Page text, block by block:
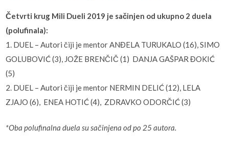
Četvrti krug Mili Dueli 2019 je sačinjen od ukupno 2 duela
(polufinala):
1. DUEL – Autori čiji je mentor ANĐELA TURUKALO (16), SIMO
GOLUBOVIĆ (3), JOŽE BRENČIČ (1) DANJA GAŠPAR ĐOKIĆ
(5)
2. DUEL – Autori čiji je mentor NERMIN DELIĆ (12), LELA
ZJAJO (6), ENEA HOTIĆ (4), ZDRAVKO ODORČIĆ (3)
*Oba polufinalna duela su sačinjena od po 25 autora.